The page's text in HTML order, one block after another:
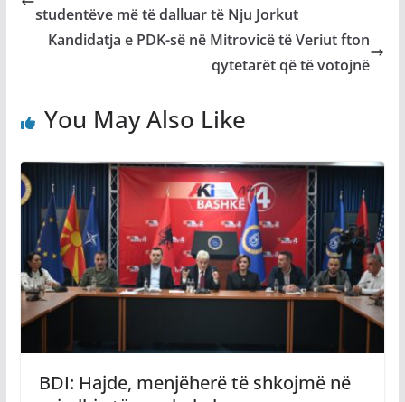
studentëve më të dalluar të Nju Jorkut
Kandidatja e PDK-së në Mitrovicë të Veriut fton
qytetarët që të votojnë
You May Also Like
BDI: Hajde, menjëherë të shkojmë në